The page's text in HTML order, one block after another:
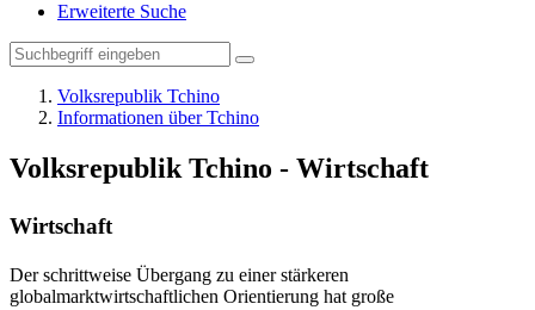
Erweiterte Suche
Volksrepublik Tchino
Informationen über Tchino
Volksrepublik Tchino - Wirtschaft
Wirtschaft
Der schrittweise Übergang zu einer stärkeren
globalmarktwirtschaftlichen Orientierung hat große